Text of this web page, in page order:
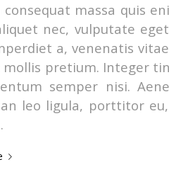
consequat massa quis
nec, vulputate
a, venenatis
mollis pretium. Integer
semper nisi.
leo ligula, porttitor